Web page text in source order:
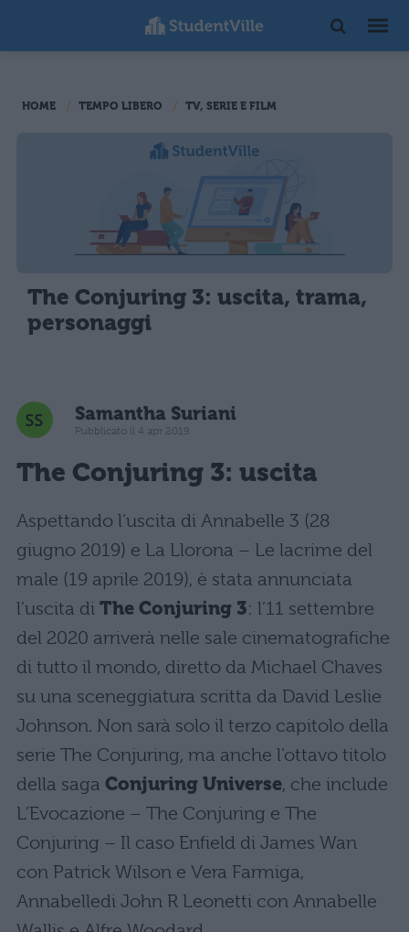
HOME TEMPO LIBERO TV, SERIE E FILM
The Conjuring 3: uscita, trama,
personaggi
Samantha Suriani
Pubblicato il 4 apr 2019
The Conjuring 3: uscita
Aspettando l’uscita di Annabelle 3 (28
giugno 2019) e La Llorona – Le lacrime del
male (19 aprile 2019), è stata annunciata
l’uscita di The Conjuring 3: l’11 settembre
del 2020 arriverà nelle sale cinematografiche
di tutto il mondo, diretto da Michael Chaves
su una sceneggiatura scritta da David Leslie
Johnson. Non sarà solo il terzo capitolo della
serie The Conjuring, ma anche l’ottavo titolo
della saga Conjuring Universe, che include
L’Evocazione – The Conjuring e The
Conjuring – Il caso Enfield di James Wan
con Patrick Wilson e Vera Farmiga,
Annabelledi John R Leonetti con Annabelle